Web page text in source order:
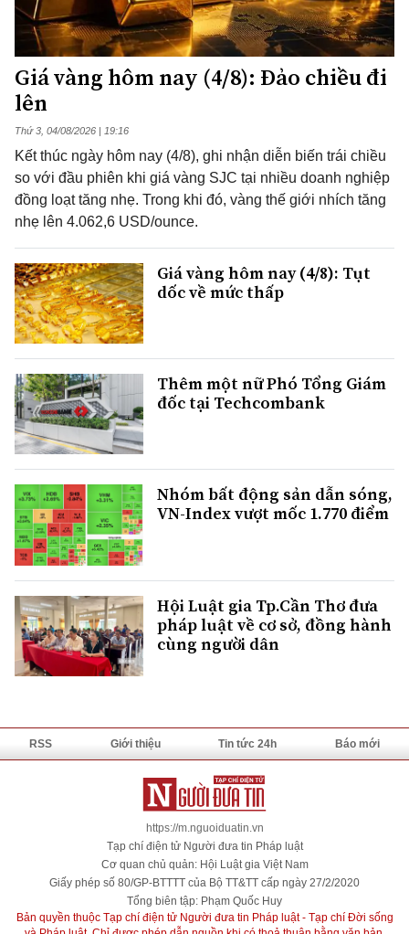
Giá vàng hôm nay (4/8): Đảo chiều đi
lên
Thứ 3, 04/08/2026 | 19:16
Kết thúc ngày hôm nay (4/8), ghi nhận diễn biến trái chiều
so với đầu phiên khi giá vàng SJC tại nhiều doanh nghiệp
đồng loạt tăng nhẹ. Trong khi đó, vàng thế giới nhích tăng
nhẹ lên 4.062,6 USD/ounce.
Giá vàng hôm nay (4/8): Tụt
dốc về mức thấp
Thêm một nữ Phó Tổng Giám
đốc tại Techcombank
Nhóm bất động sản dẫn sóng,
VN-Index vượt mốc 1.770 điểm
Hội Luật gia Tp.Cần Thơ đưa
pháp luật về cơ sở, đồng hành
cùng người dân
RSS Giới thiệu Tin tức 24h Báo mới
https://m.nguoiduatin.vn
Tạp chí điện tử Người đưa tin Pháp luật
Cơ quan chủ quản: Hội Luật gia Việt Nam
Giấy phép số 80/GP-BTTTT của Bộ TT&TT cấp ngày 27/2/2020
Tổng biên tập: Phạm Quốc Huy
Bản quyền thuộc Tạp chí điện tử Người đưa tin Pháp luật - Tạp chí Đời sống